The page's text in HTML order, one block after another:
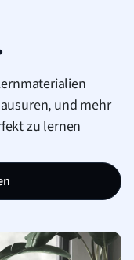
und mehr
zu lernen